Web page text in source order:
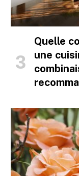
Quelle
une